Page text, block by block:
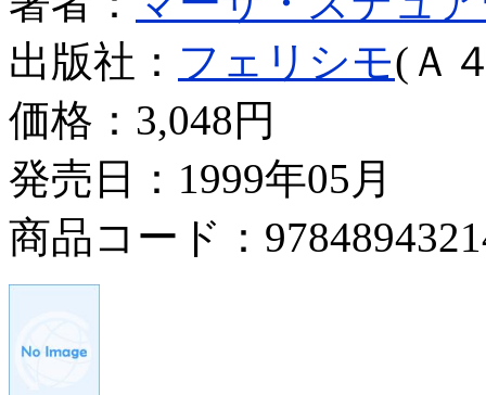
出版社： フェリシモ(Ａ
価格： 3,048円
発売日：1999年05月
商品コード：